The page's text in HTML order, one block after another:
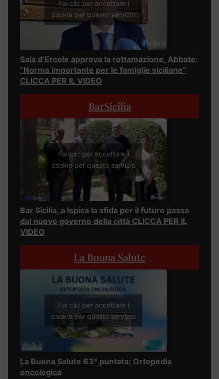
Fai clic per accettare i
cookie per questo servizio
Sala d’Ercole approva la rottamazione, Abbate:
“Norma importante per le famiglie siciliane”
CLICCA PER IL VIDEO
BarSicilia
Fai clic per accettare i
cookie per questo servizio
Bar Sicilia, a Ispica la sfida per il futuro passa
dal nuovo governo della città CLICCA PER IL
VIDEO
La Buona Salute
Fai clic per accettare i
cookie per questo servizio
La Buona Salute 63° puntata: Ortopedia
oncologica